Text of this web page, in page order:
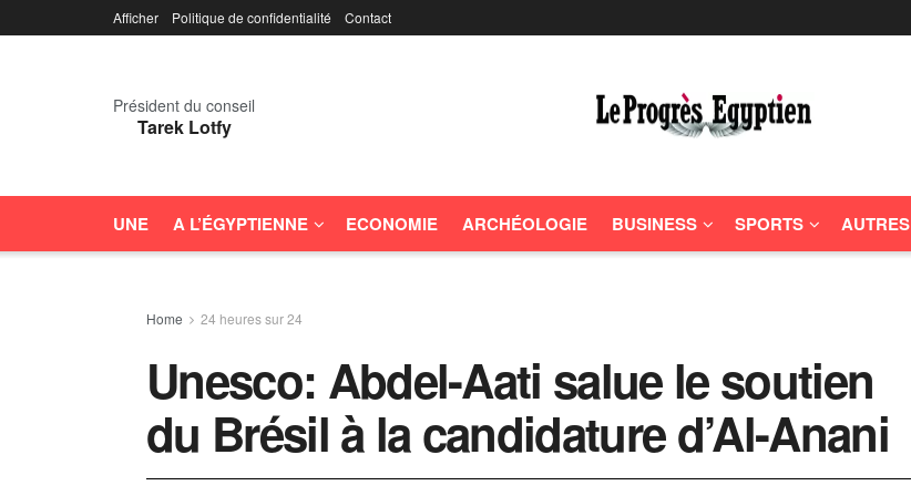
Afficher Politique de confidentialité Contact
Président du conseil
Tarek Lotfy
UNE A L’ÉGYPTIENNE ECONOMIE ARCHÉOLOGIE BUSINESS SPORTS AUTRES
Home 24 heures sur 24
Unesco: Abdel-Aati salue le soutien
du Brésil à la candidature d’Al-Anani